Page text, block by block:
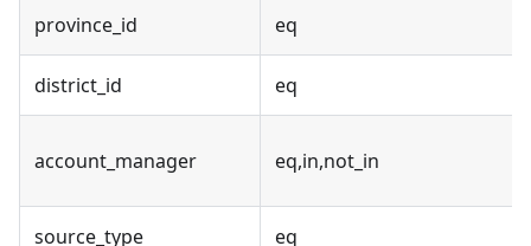
province_id eq
district_id eq
account_manager eq,in,not_in
source_type eq